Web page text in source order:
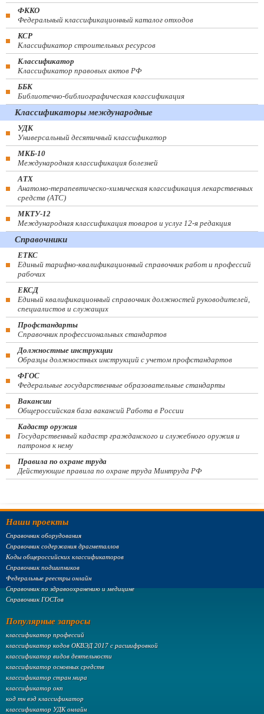
ФККО
Федеральный классификационный каталог отходов
КСР
Классификатор строительных ресурсов
Классификатор
Классификатор правовых актов РФ
ББК
Библиотечно-библиографическая классификация
Классификаторы международные
УДК
Универсальный десятичный классификатор
МКБ-10
Международная классификация болезней
АТХ
Анатомо-терапевтическо-химическая классификация лекарственных
средств (ATC)
МКТУ-12
Международная классификация товаров и услуг 12-я редакция
Справочники
ЕТКС
Единый тарифно-квалификационный справочник работ и профессий
рабочих
ЕКСД
Единый квалификационный справочник должностей руководителей,
специалистов и служащих
Профстандарты
Справочник профессиональных стандартов
Должностные инструкции
Образцы должностных инструкций с учетом профстандартов
ФГОС
Федеральные государственные образовательные стандарты
Вакансии
Общероссийская база вакансий Работа в России
Кадастр оружия
Государственный кадастр гражданского и служебного оружия и
патронов к нему
Правила по охране труда
Действующие правила по охране труда Минтруда РФ
Наши проекты
Справочник оборудования
Справочник содержания драгметаллов
Коды общероссийских классификаторов
Справочник подшипников
Федеральные реестры онлайн
Справочник по здравоохранению и медицине
Справочник ГОСТов
Популярные запросы
классификатор профессий
классификатор кодов ОКВЭД 2017 с расшифровкой
классификатор видов деятельности
классификатор основных средств
классификатор стран мира
классификатор окп
код тн вэд классификатор
классификатор УДК онлайн